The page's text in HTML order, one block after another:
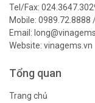
Tel/Fax:
Mobile: 0989.72.8888
Email:
Website: vinagems.vn
Tổng quan
Trang chủ